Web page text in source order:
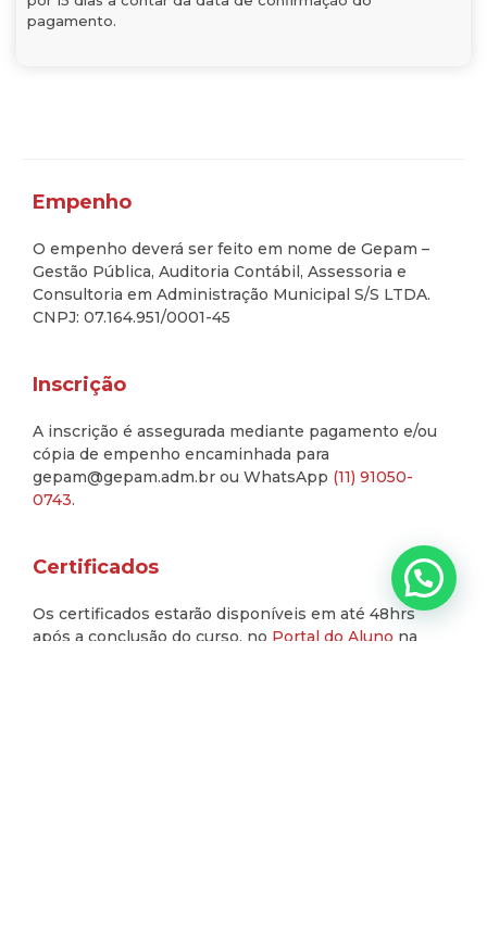
pagamento.
Empenho
O empenho deverá ser feito em nome de Gepam –
Gestão Pública, Auditoria Contábil, Assessoria e
Consultoria em Administração Municipal S/S LTDA.
CNPJ: 07.164.951/0001-45
Inscrição
A inscrição é assegurada mediante pagamento e/ou
cópia de empenho encaminhada para
gepam@gepam.adm.br ou WhatsApp (11) 91050-
0743.
Certificados
Os certificados estarão disponíveis em até 48hrs
após a conclusão do curso, no Portal do Aluno na